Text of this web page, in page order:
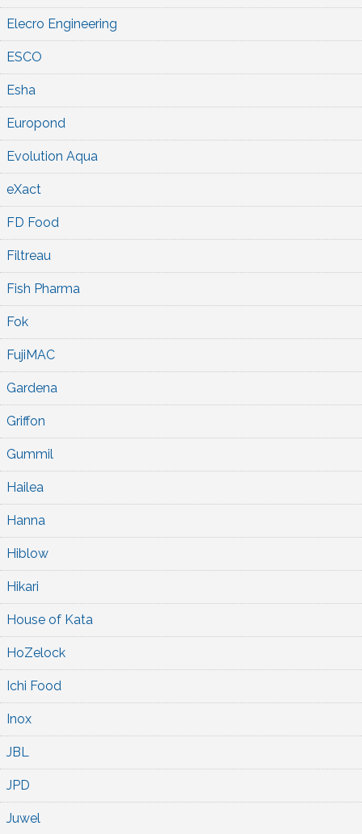
Elecro Engineering
ESCO
Esha
Europond
Evolution Aqua
eXact
FD Food
Filtreau
Fish Pharma
Fok
FujiMAC
Gardena
Griffon
Gummil
Hailea
Hanna
Hiblow
Hikari
House of Kata
HoZelock
Ichi Food
Inox
JBL
JPD
Juwel